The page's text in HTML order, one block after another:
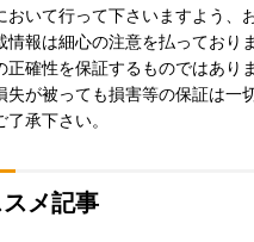
おいて行って下さいますよう、
情報は細心の注意を払っており
正確性を保証するものではあり
失が被っても損害等の保証は一
承下さい。
メ記事